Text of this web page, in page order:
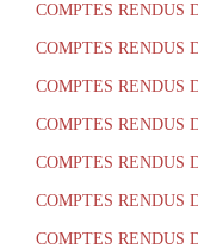
COMPTES RENDUS
COMPTES RENDUS
COMPTES RENDUS
COMPTES RENDUS
COMPTES RENDUS
COMPTES RENDUS
COMPTES RENDUS